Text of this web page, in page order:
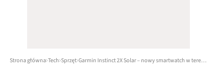
Strona główna Tech Sprzęt Garmin Instinct 2X Solar – nowy smartwatch w teren. Jest większy i lepszy